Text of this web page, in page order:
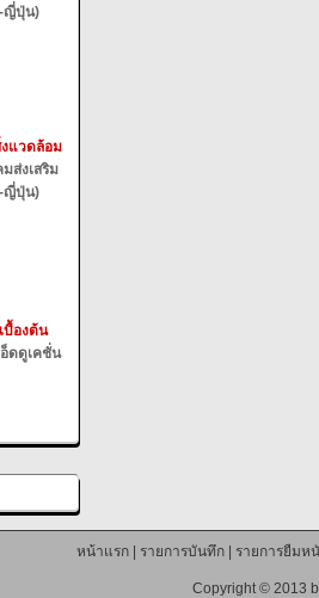
-ญี่ปุ่น)
แวดล้อม
ส่งเสริม
-ญี่ปุ่น)
บื้องต้น
ดดูเคชั่น
หน้าแรก| รายการบันทึก| รายการยืมห
Copyright © 2013